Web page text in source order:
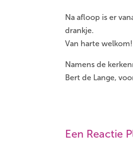
Na afloop is er
drankje.
Van harte welkom!
Namens de
Bert de Lange,
Een Reactie